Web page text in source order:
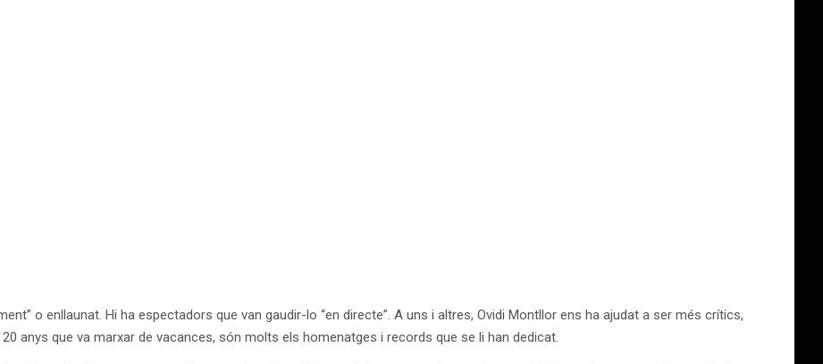
o enllaunat. Hi ha espectadors que van gaudir-lo “en directe”. A uns i altres, Ovidi Montllor ens ha ajudat a ser més crítics,
anys que va marxar de vacances, són molts els homenatges i records que se li han dedicat.